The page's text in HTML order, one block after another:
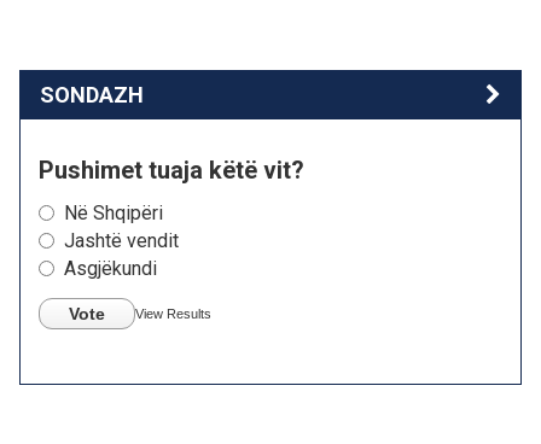
SONDAZH
Pushimet tuaja këtë vit?
Në Shqipëri
Jashtë vendit
Asgjëkundi
Vote View Results